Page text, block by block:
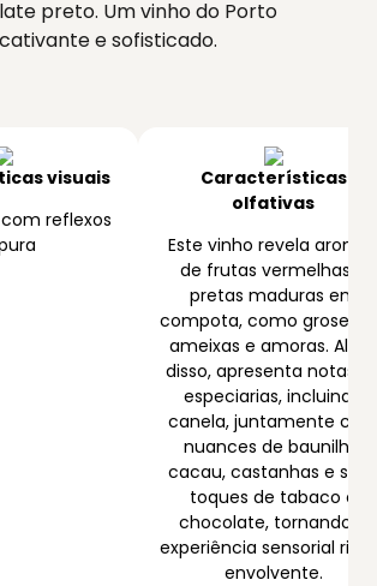
preto. Um vinho do Porto
cativante e sofisticado.
visuais
reflexos
Características
olfativas
Este vinho revela
de frutas vermelhas e
pretas maduras em
compota, como
ameixas e amoras. Além
disso, apresenta notas
especiarias, incluindo
canela, juntamente
nuances de baunilha,
cacau, castanhas e sutis
toques de tabaco e
chocolate, tornando a
experiência sensorial rica
envolvente.